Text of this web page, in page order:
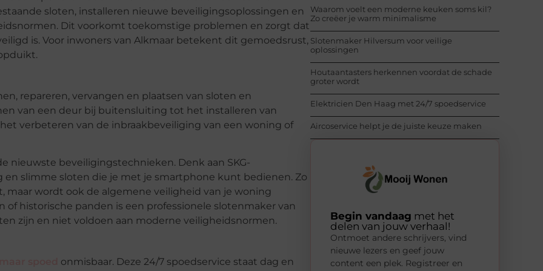
sloten, installeren nieuwe beveiligingsoplossingen en
Dit voorkomt toekomstige problemen en zorgt dat
is. Voor inwoners van Alkmaar betekent dit gemoedsrust,
repareren, vervangen en plaatsen van sloten en
van een deur bij buitensluiting tot het installeren van
verbeteren van de inbraakbeveiliging van een woning of
nieuwste beveiligingstechnieken. Denk aan SKG-
slimme sloten die je met je smartphone kunt bedienen. Zo
wordt ook de algemene veiligheid van je woning
historische panden is een professionele slotenmaker van
zijn en niet voldoen aan moderne veiligheidsnormen.
onmisbaar. Deze 24/7 spoedservice staat dag en
Waarom voelt een moderne keuken soms kil?
Zo creëer je warm minimalisme
Slotenmaker Hilversum voor veilige
oplossingen
Houtaantasters herkennen voordat de schade
groter wordt
Elektricien Den Haag met 24/7 spoedservice
Aircoservice helpt je de juiste keuze maken
Begin vandaag met het
delen van jouw verhaal!
Ontmoet andere schrijvers, vind
nieuwe lezers en geef jouw
content een plek. Registreer en